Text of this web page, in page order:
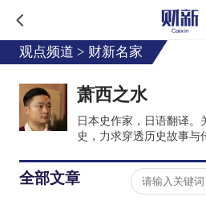
观点频道 > 财新名家
萧西之水
日本史作家，日语翻译。
史，力求穿透历史故事与
界大战》等。
全部文章